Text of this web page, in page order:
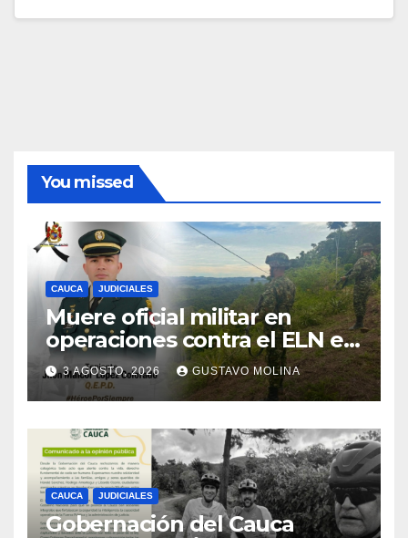
You missed
CAUCA JUDICIALES
Muere oficial militar en
operaciones contra el ELN en
el sur del Cauca
3 AGOSTO, 2026 GUSTAVO MOLINA
CAUCA JUDICIALES
Gobernación del Cauca